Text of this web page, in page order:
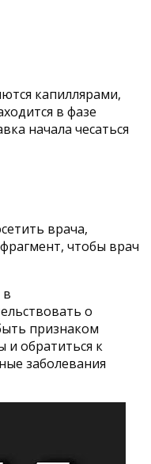
капиллярами,
в фазе
начала чесаться
врача,
чтобы врач
о
признаком
и обратиться к
заболевания